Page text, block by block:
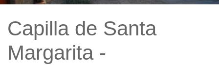
Capilla de Santa
Margarita -